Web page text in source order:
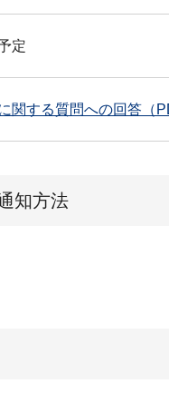
定
関する質問への回答（
知方法